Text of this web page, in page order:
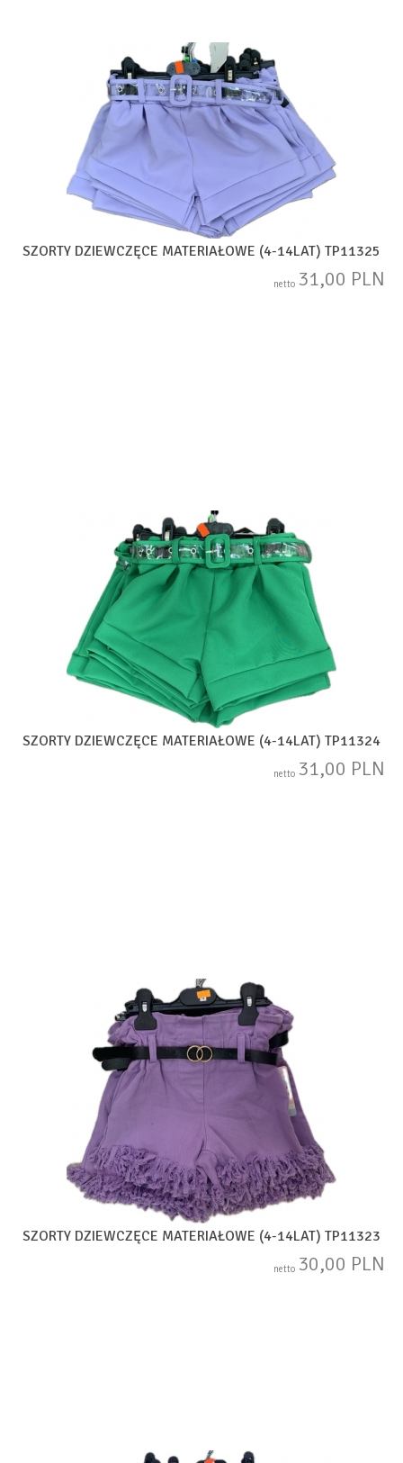
SZORTY DZIEWCZĘCE MATERIAŁOWE (4-14LAT) TP11325
netto 31,00 PLN
SZORTY DZIEWCZĘCE MATERIAŁOWE (4-14LAT) TP11324
netto 31,00 PLN
SZORTY DZIEWCZĘCE MATERIAŁOWE (4-14LAT) TP11323
netto 30,00 PLN